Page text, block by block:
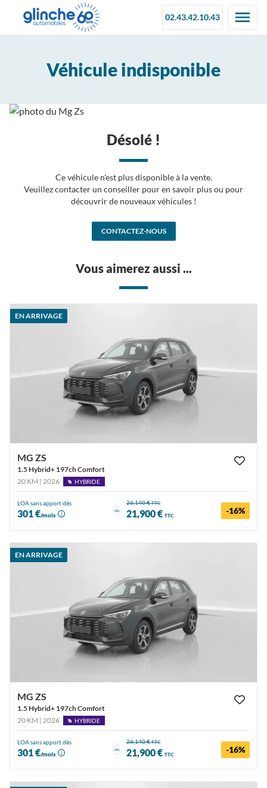
02.43.42.10.43
Véhicule indisponible
Désolé !
Ce véhicule n'est plus disponible à la vente.
Veuillez contacter un conseiller pour en savoir plus ou pour
découvrir de nouveaux véhicules !
CONTACTEZ-NOUS
Vous aimerez aussi ...
EN ARRIVAGE
MG ZS
1.5 Hybrid+ 197ch Comfort
20 KM | 2026
HYBRIDE
LOA sans apport dès
301 €/mois
ou
26,140 €TTC
21,900 € TTC -16%
EN ARRIVAGE
MG ZS
1.5 Hybrid+ 197ch Comfort
20 KM | 2026
HYBRIDE
LOA sans apport dès
301 €/mois
ou
26,140 €TTC
21,900 € TTC -16%